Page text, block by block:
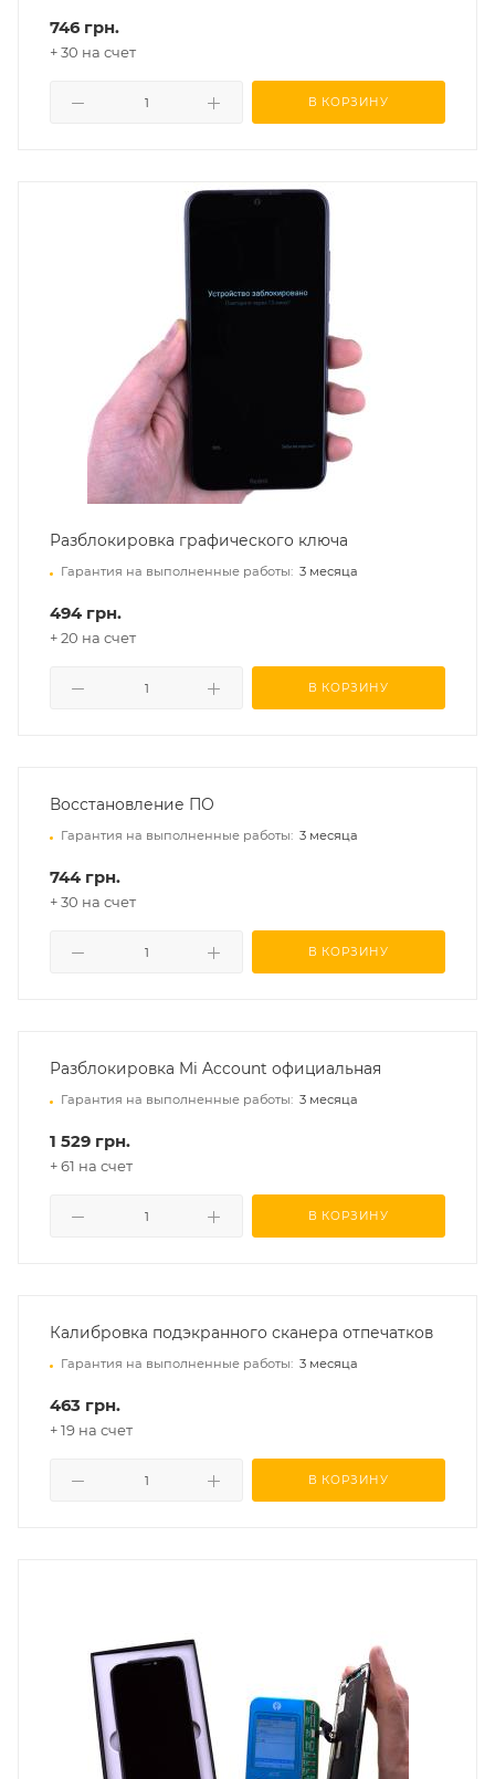
746 грн.
+ 30 на счет
В КОРЗИНУ
Разблокировка графического ключа
Гарантия на выполненные работы: 3 месяца
494 грн.
+ 20 на счет
В КОРЗИНУ
Восстановление ПО
Гарантия на выполненные работы: 3 месяца
744 грн.
+ 30 на счет
В КОРЗИНУ
Разблокировка Mi Account официальная
Гарантия на выполненные работы: 3 месяца
1 529 грн.
+ 61 на счет
В КОРЗИНУ
Калибровка подэкранного сканера отпечатков
Гарантия на выполненные работы: 3 месяца
463 грн.
+ 19 на счет
В КОРЗИНУ